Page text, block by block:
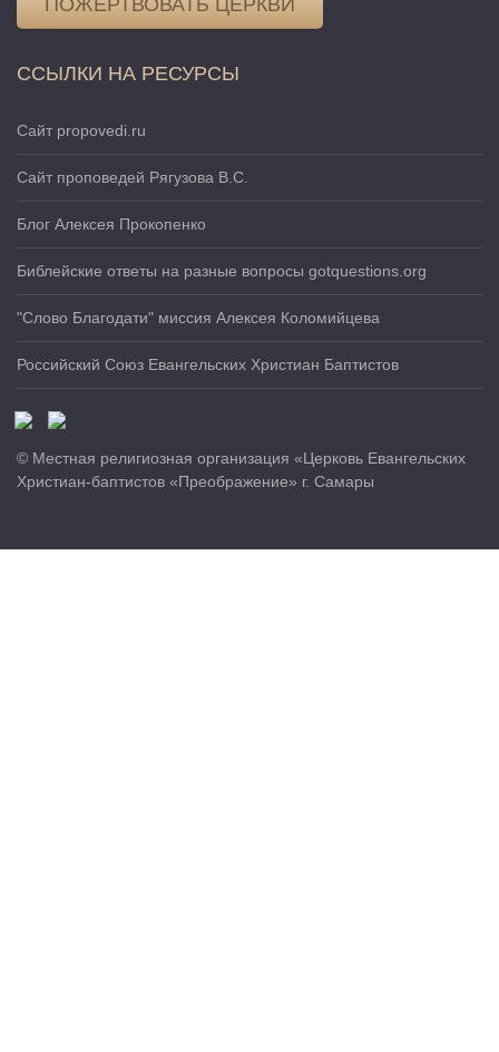
ПОЖЕРТВОВАТЬ ЦЕРКВИ
ССЫЛКИ НА РЕСУРСЫ
Сайт propovedi.ru
Сайт проповедей Рягузова В.С.
Блог Алексея Прокопенко
Библейские ответы на разные вопросы gotquestions.org
"Слово Благодати" миссия Алексея Коломийцева
Российский Союз Евангельских Христиан Баптистов
© Местная религиозная организация «Церковь Евангельских
Христиан-баптистов «Преображение» г. Самары